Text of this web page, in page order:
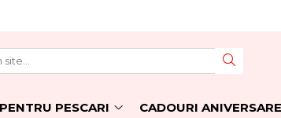
PESCARI CADOURI ANIVERSARE